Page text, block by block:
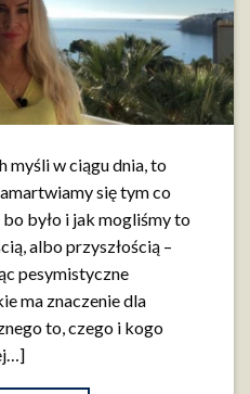
myśli w ciągu dnia, to
się tym co
bo było i jak mogliśmy to
albo przyszłością –
pesymistyczne
ma znaczenie dla
to, czego i kogo